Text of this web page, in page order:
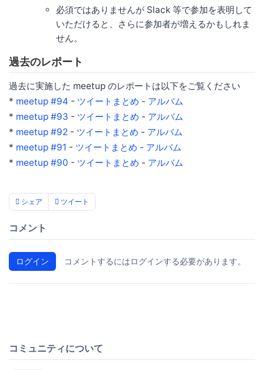
必須ではありませんが Slack 等で参加を表明して
いただけると、さらに参加者が増えるかもしれま
せん。
過去のレポート
過去に実施した meetup のレポートは以下をご覧ください
* meetup #94 - ツイートまとめ - アルバム
* meetup #93 - ツイートまとめ - アルバム
* meetup #92 - ツイートまとめ - アルバム
* meetup #91 - ツイートまとめ - アルバム
* meetup #90 - ツイートまとめ - アルバム
シェア ツイート
コメント
ログイン コメントするにはログインする必要があります。
コミュニティについて